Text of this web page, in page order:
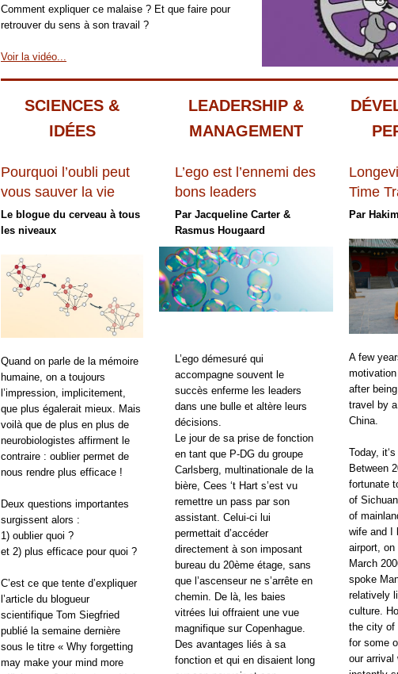
Comment expliquer ce malaise ? Et que faire pour
retrouver du sens à son travail ?
Voir la vidéo...
SCIENCES &
IDÉES
Pourquoi l’oubli peut
vous sauver la vie
Le blogue du cerveau à tous
les niveaux
Quand on parle de la mémoire
humaine, on a toujours
l’impression, implicitement,
que plus égalerait mieux. Mais
voilà que de plus en plus de
neurobiologistes affirment le
contraire : oublier permet de
nous rendre plus efficace !
Deux questions importantes
surgissent alors :
1) oublier quoi ?
et 2) plus efficace pour quoi ?
C’est ce que tente d’expliquer
l’article du blogueur
scientifique Tom Siegfried
publié la semaine dernière
sous le titre « Why forgetting
may make your mind more
LEADERSHIP &
MANAGEMENT
L’ego est l’ennemi des
bons leaders
Par Jacqueline Carter &
Rasmus Hougaard
L’ego démesuré qui
accompagne souvent le
succès enferme les leaders
dans une bulle et altère leurs
décisions.
Le jour de sa prise de fonction
en tant que P-DG du groupe
Carlsberg, multinationale de la
bière, Cees ‘t Hart s’est vu
remettre un pass par son
assistant. Celui-ci lui
permettait d’accéder
directement à son imposant
bureau du 20ème étage, sans
que l’ascenseur ne s’arrête en
chemin. De là, les baies
vitrées lui offraient une vue
magnifique sur Copenhague.
Des avantages liés à sa
fonction et qui en disaient long
Time
Par
A few
after
travel by
China.
Today,
Between
fortunate
of
of
wife and I
airport,
March
spoke
relatively
culture.
the city of
for some
our arrival